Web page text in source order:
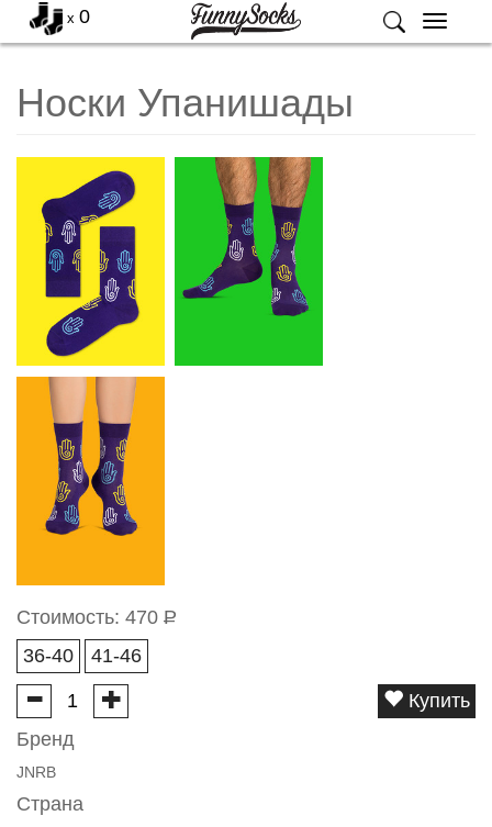
Меню
x 0
Носки Упанишады
Стоимость: 470 Р
36-40
41-46
Купить
Бренд
JNRB
Страна